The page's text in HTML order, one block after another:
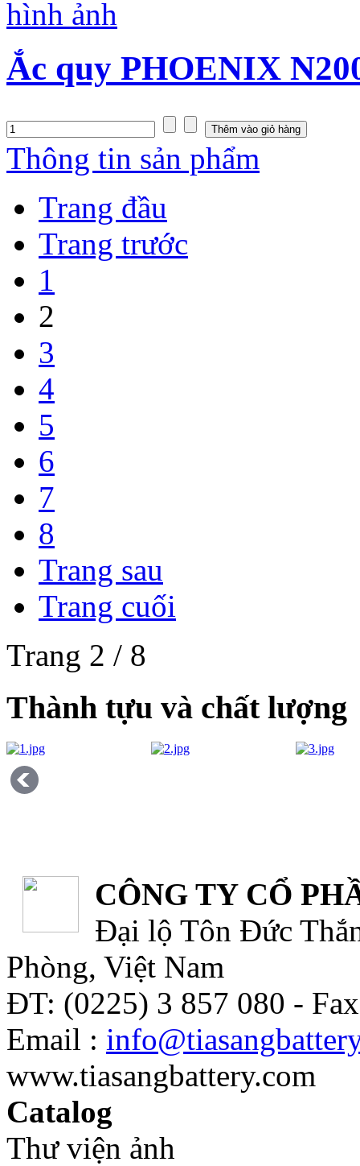
Ắc quy PHOENIX
Thông tin sản phẩm
Trang đầu
Trang trước
1
2
3
4
5
6
7
8
Trang sau
Trang cuối
Trang 2 / 8
Thành tựu và chất lượng
CÔNG TY CỔ
Đại lộ Tôn Đức
Phòng, Việt Nam
ĐT: (0225) 3 857 080 -
Email :
www.tiasangbattery.com
Catalog
Thư viện ảnh